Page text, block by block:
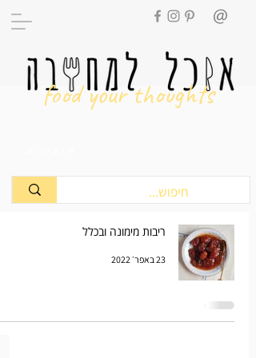
food your thoughts
ריבות מימונה ובכלל
23 באפר׳ 2022